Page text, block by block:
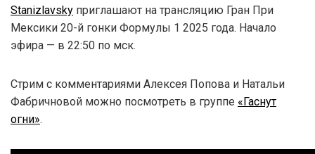
Stanizlavsky приглашают на трансляцию Гран При
Мексики 20-й гонки Формулы 1 2025 года. Начало
эфира — в 22:50 по мск.
Стрим с комментариями Алексея Попова и Натальи
Фабричновой можно посмотреть в группе «Гаснут
огни».